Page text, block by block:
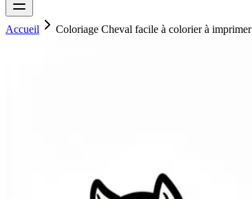
Accueil Coloriage Cheval facile à colorier à imprimer